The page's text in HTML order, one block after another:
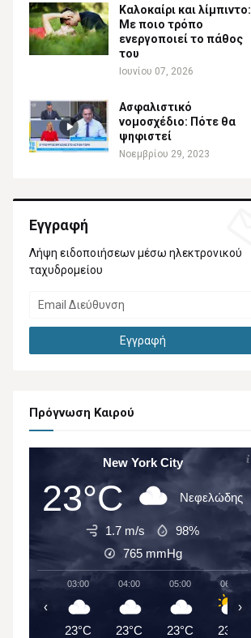
Καλοκαίρι και λίμπιντο:
Με ποιο τρόπο
ενεργοποιεί το πάθος
του
Ιουνίου 07, 2026
Ασφαλιστικό
νομοσχέδιο: Πότε θα
ψηφιστεί
Νοεμβρίου 29, 2023
Εγγραφή
Λήψη ειδοποιήσεων μέσω ηλεκτρονικού
ταχυδρομείου
Πρόγνωση Καιρού
New York City
23°C Νεφελώδης
1.7 m/s
98%
765 mmHg
03:00
23°C
04:00
23°C
05:00
23°C
06:00
23°C
‹ ›